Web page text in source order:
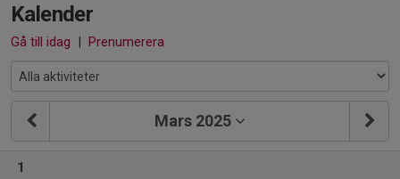
Kalender
Gå till idag | Prenumerera
Mars 2025
1